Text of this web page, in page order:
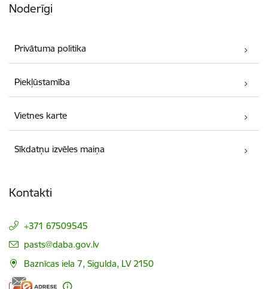
Noderīgi
Privātuma politika
Piekļūstamība
Vietnes karte
Sīkdatņu izvēles maiņa
Kontakti
+371 67509545
E-pasts:
pasts@daba.gov.lv
Baznīcas iela 7, Sigulda, LV 2150